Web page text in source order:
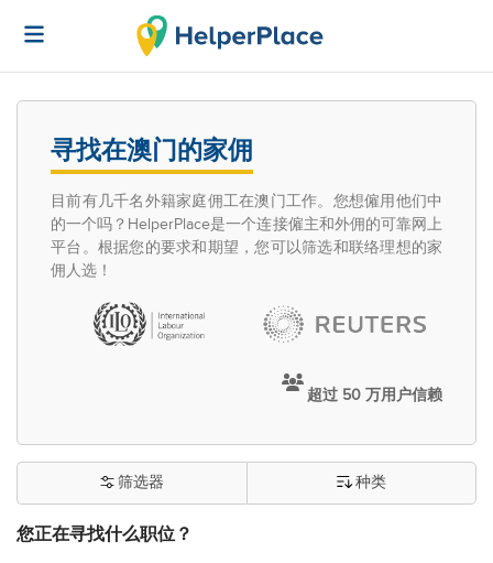
寻找在澳门的家佣
目前有几千名外籍家庭佣工在澳门工作。您想僱用他们中
的一个吗？HelperPlace是一个连接僱主和外佣的可靠网上
平台。根据您的要求和期望，您可以筛选和联络理想的家
佣人选！
超过 50 万用户信赖
您正在寻找什么职位？
筛选器 种类